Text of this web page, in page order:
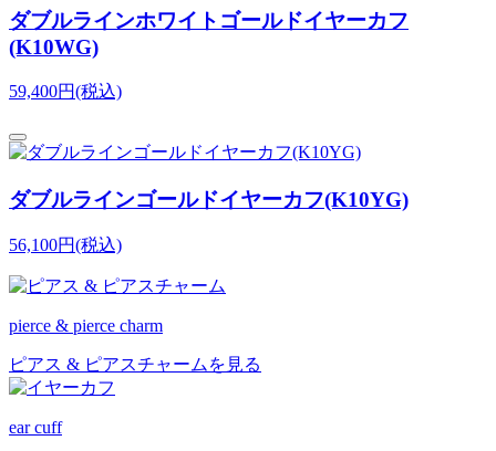
ダブルラインホワイトゴールドイヤーカフ
(K10WG)
59,400円(税込)
ダブルラインゴールドイヤーカフ(K10YG)
56,100円(税込)
pierce & pierce charm
ピアス & ピアスチャームを見る
ear cuff